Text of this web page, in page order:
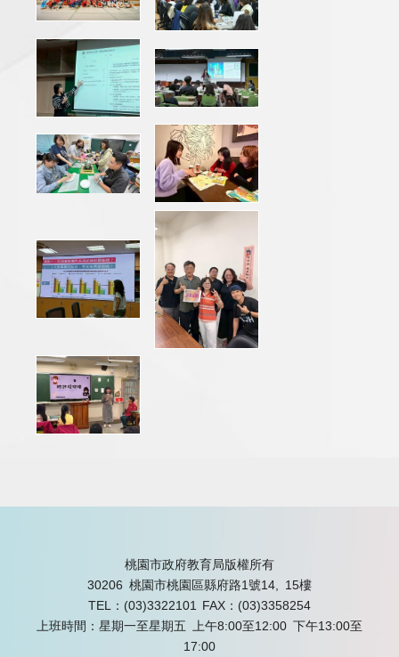
桃園市政府教育局版權所有
30206 桃園市桃園區縣府路1號14, 15樓
TEL：(03)3322101
FAX：(03)3358254
上班時間：星期一至星期五 上午8:00至12:00 下午13:00至
17:00